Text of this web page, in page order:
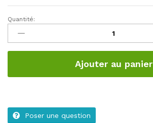
Piment
quantité
Quantité:
Ajouter au panier
Poser une question